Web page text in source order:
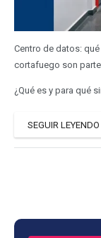
Centro de datos:
cortafuego son
¿Qué es y para qué
SEGUIR LEYENDO